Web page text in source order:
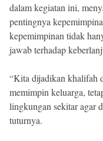
dalam kegiatan ini,
pentingnya
kepemimpinan tidak
jawab terhadap
“Kita dijadikan khalifah
memimpin keluarga,
lingkungan sekitar agar
tuturnya.